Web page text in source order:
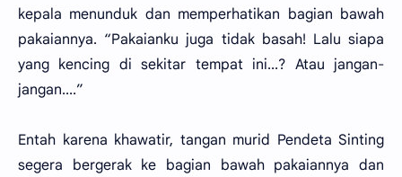
kepala menunduk dan memperhatikan bagian bawah
pakaiannya. “Pakaianku juga tidak basah! Lalu siapa
yang kencing di sekitar tempat ini...? Atau jangan-
jangan....”
Entah karena khawatir, tangan murid Pendeta Sinting
segera bergerak ke bagian bawah pakaiannya dan